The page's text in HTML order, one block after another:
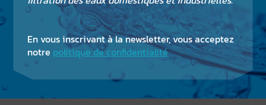
En vous inscrivant à la newsletter, vous acceptez
notre politique de confidentialité